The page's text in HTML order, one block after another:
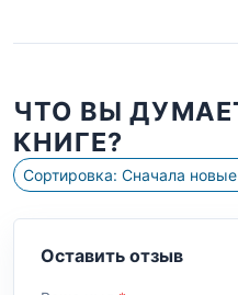
ЧТО ВЫ
КНИГЕ?
Сортировка: Сначала новые
Оставить отзыв